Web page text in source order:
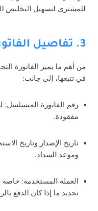
للمشتري لتسهيل التخليص
3. تفاصيل الفاتورة
من أهم ما يميز الفاتورة
في تتبعها، إلى جانب:
رقم الفاتورة المتسلسل:
مفقودة.
تاريخ الإصدار وتاريخ
وموعد السداد.
العملة المستخدمة:
تحديد ما إذا كان الدفع